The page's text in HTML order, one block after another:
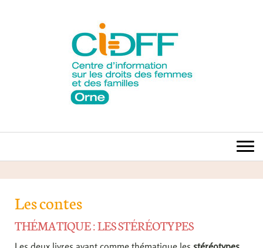
Les contes
THÉMATIQUE : LES STÉRÉOTYPES